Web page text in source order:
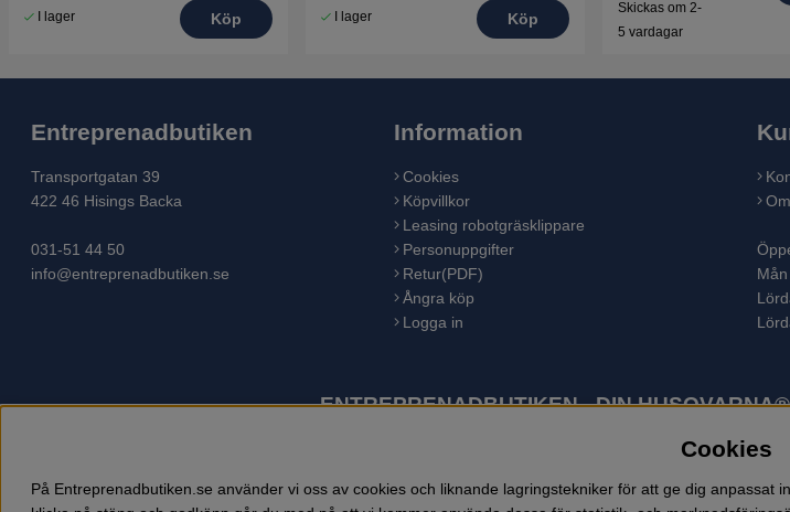
I lager Köp I lager Köp
Skickas om 2-
5 vardagar
Entreprenadbutiken
Transportgatan 39
422 46 Hisings Backa
031-51 44 50
info@entreprenadbutiken.se
Information
Cookies
Köpvillkor
Leasing robotgräsklippare
Personuppgifter
Retur(PDF)
Ångra köp
Logga in
ENTREPRENADBUTIKEN - DIN
Husqvarna är världens största tillverkare av utomhusprodukter som skogsmaskiner ochCookies
På Entreprenadbutiken.se använder vi oss av cookies och liknande lagringstekniker för att ge dig